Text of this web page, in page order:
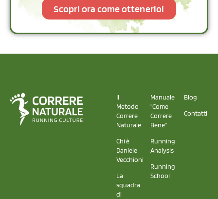
Scopri ora come ottenerlo!
Il
Metodo
Correre
Naturale
Chi è
Daniele
Vecchioni
La
squadra
di
Manuale
"Come
Correre
Bene"
Running
Analysis
Running
School
Blog
Contatti